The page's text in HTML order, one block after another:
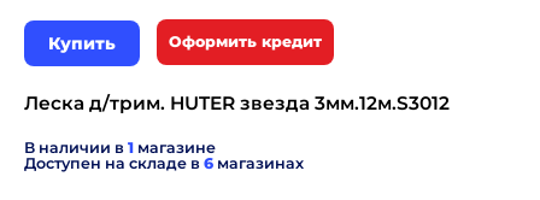
Купить Оформить кредит
Леска д/трим. HUTER звезда 3мм.12м.S3012
В наличии в 1 магазине
Доступен на складе в 6 магазинах